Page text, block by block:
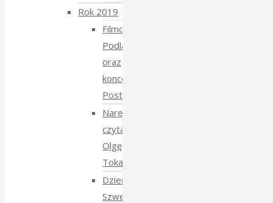
Rok 2019
Filmowe
Podlasie
oraz
koncert
Postmana
Narewka
czyta
Olgę
Tokarczuk
Dzień
Szwedzki